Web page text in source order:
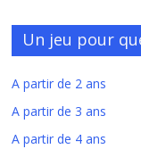
Un jeu pour
A partir de 2 ans
A partir de 3 ans
A partir de 4 ans